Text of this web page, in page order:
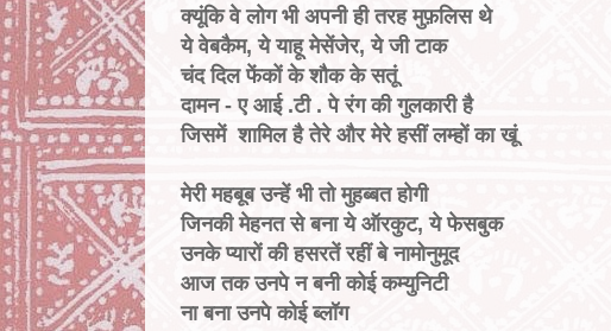
क्यूंकि वे लोग भी अपनी ही तरह मुफ़लिस थे
ये वेबकैम, ये याहू मेसेंजेर, ये जी टाक
चंद दिल फेंकों के शौक के सतूं
दामन - ए आई .टी . पे रंग की गुलकारी है
जिसमें शामिल है तेरे और मेरे हसीं लम्हों का खूं
मेरी महबूब उन्हें भी तो मुहब्बत होगी
जिनकी मेहनत से बना ये ऑरकुट, ये फेसबुक
उनके प्यारों की हसरतें रहीं बे नामोनुमूद
आज तक उनपे न बनी कोई कम्युनिटी
ना बना उनपे कोई ब्लॉग